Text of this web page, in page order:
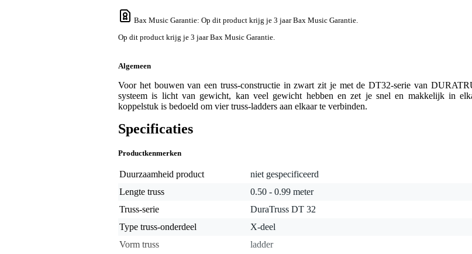
Bax Music Garantie: Op dit product krijg je 3 jaar Bax Music Garantie.
Op dit product krijg je 3 jaar Bax Music Garantie.
Algemeen
Voor het bouwen van een truss-constructie in zwart zit je met de DT32-serie van
systeem is licht van gewicht, kan veel gewicht hebben en zet je snel en makkelijk in
koppelstuk is bedoeld om vier truss-ladders aan elkaar te verbinden.
Specificaties
Productkenmerken
Duurzaamheid product
niet gespecificeerd
Lengte truss
0.50 - 0.99 meter
Truss-serie
DuraTruss DT 32
Type truss-onderdeel
X-deel
Vorm truss
ladder